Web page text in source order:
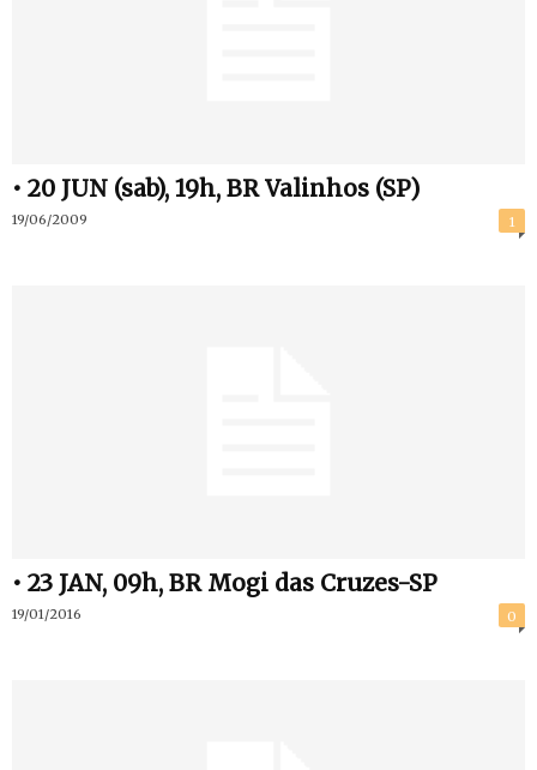
• 20 JUN (sab), 19h, BR Valinhos (SP)
19/06/2009 1
• 23 JAN, 09h, BR Mogi das Cruzes-SP
19/01/2016 0